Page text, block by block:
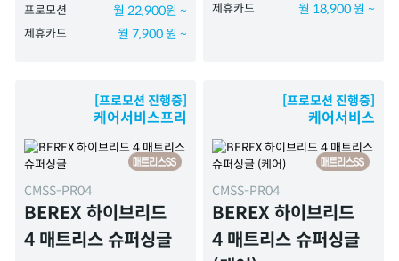
프로모션 월 22,900원 ~
제휴카드 월 7,900 원 ~
제휴카드
월 18,900 원 ~
[프로모션 진행중]
케어서비스프리
CMSS-PR04
BEREX 하이브리드
4 매트리스 슈퍼싱글
[프로모션 진행중]
케어서비스
CMSS-PR04
BEREX 하이브리드
4 매트리스 슈퍼싱글